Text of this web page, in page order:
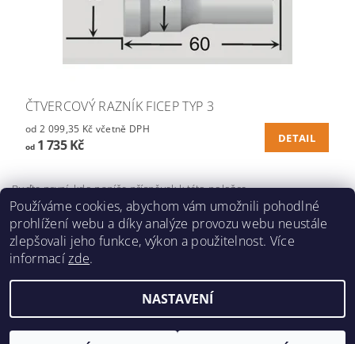
ČTVERCOVÝ RAZNÍK FICEP TYP 3
od 2 099,35 Kč včetně DPH
od1 735 Kč DETAIL
Buďte první, kdo napíše příspěvek k této položce.
Přidat komentář
2026 ©nko.cz, všechna práva vyhrazenaUpravit nastavení cookies
Používáme cookies, abychom vám umožnili pohodlné
prohlížení webu a díky analýze provozu webu neustále
zlepšovali jeho funkce, výkon a použitelnost. Více
informacízde.
NASTAVENÍ